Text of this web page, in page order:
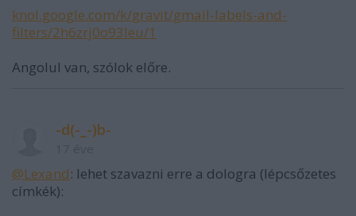
knol.google.com/k/gravit/gmail-labels-and-
filters/2h6zrj0o93leu/1
Angolul van, szólok előre.
-d(-_-)b-
@Lexand: lehet szavazni erre a dologra (lépcsőzetes
címkék):